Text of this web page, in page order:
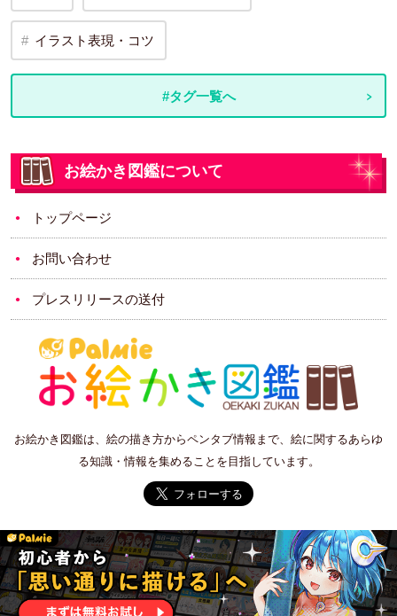
イラスト表現・コツ
#タグ一覧へ
お絵かき図鑑について
トップページ
お問い合わせ
プレスリリースの送付
お絵かき図鑑は、絵の描き方からペンタブ情報まで、絵に関するあらゆ
る知識・情報を集めることを目指しています。